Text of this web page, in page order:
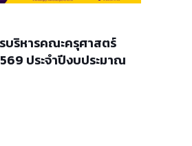
บริหารคณะครุศาสตร์
ประจำปีงบประมาณ